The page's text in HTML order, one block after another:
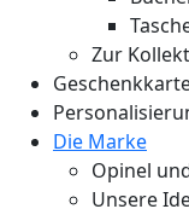
Zur
Die Marke
Opinel
Unsere